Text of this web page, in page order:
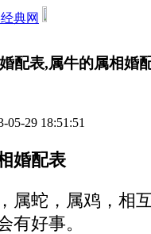
典网
配表,属牛的属相婚
29 18:51:51
婚配表
属蛇，属鸡，相
有好事。